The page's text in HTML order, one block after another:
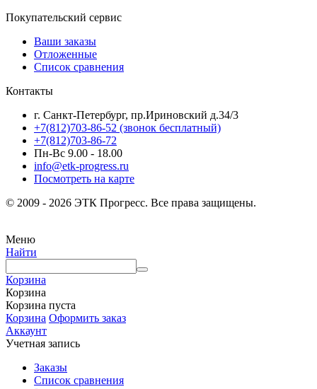
Покупательский сервис
Ваши заказы
Отложенные
Список сравнения
Контакты
г. Санкт-Петербург, пр.Ириновский д.34/3
+7(812)703-86-52 (звонок бесплатный)
+7(812)703-86-72
Пн-Вс 9.00 - 18.00
info@etk-progress.ru
Посмотреть на карте
© 2009 - 2026 ЭТК Прогресс. Все права защищены.
Меню
Найти
Корзина
Корзина
Корзина пуста
Корзина Оформить заказ
Аккаунт
Учетная запись
Заказы
Список сравнения